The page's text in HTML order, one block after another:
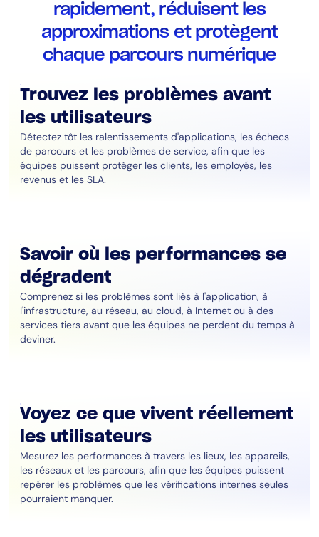
rapidement, réduisent les
approximations et protègent
chaque parcours numérique
Trouvez les problèmes avant
les utilisateurs
Détectez tôt les ralentissements d'applications, les échecs
de parcours et les problèmes de service, afin que les
équipes puissent protéger les clients, les employés, les
revenus et les SLA.
Savoir où les performances se
dégradent
Comprenez si les problèmes sont liés à l'application, à
l'infrastructure, au réseau, au cloud, à Internet ou à des
services tiers avant que les équipes ne perdent du temps à
deviner.
Voyez ce que vivent réellement
les utilisateurs
Mesurez les performances à travers les lieux, les appareils,
les réseaux et les parcours, afin que les équipes puissent
repérer les problèmes que les vérifications internes seules
pourraient manquer.